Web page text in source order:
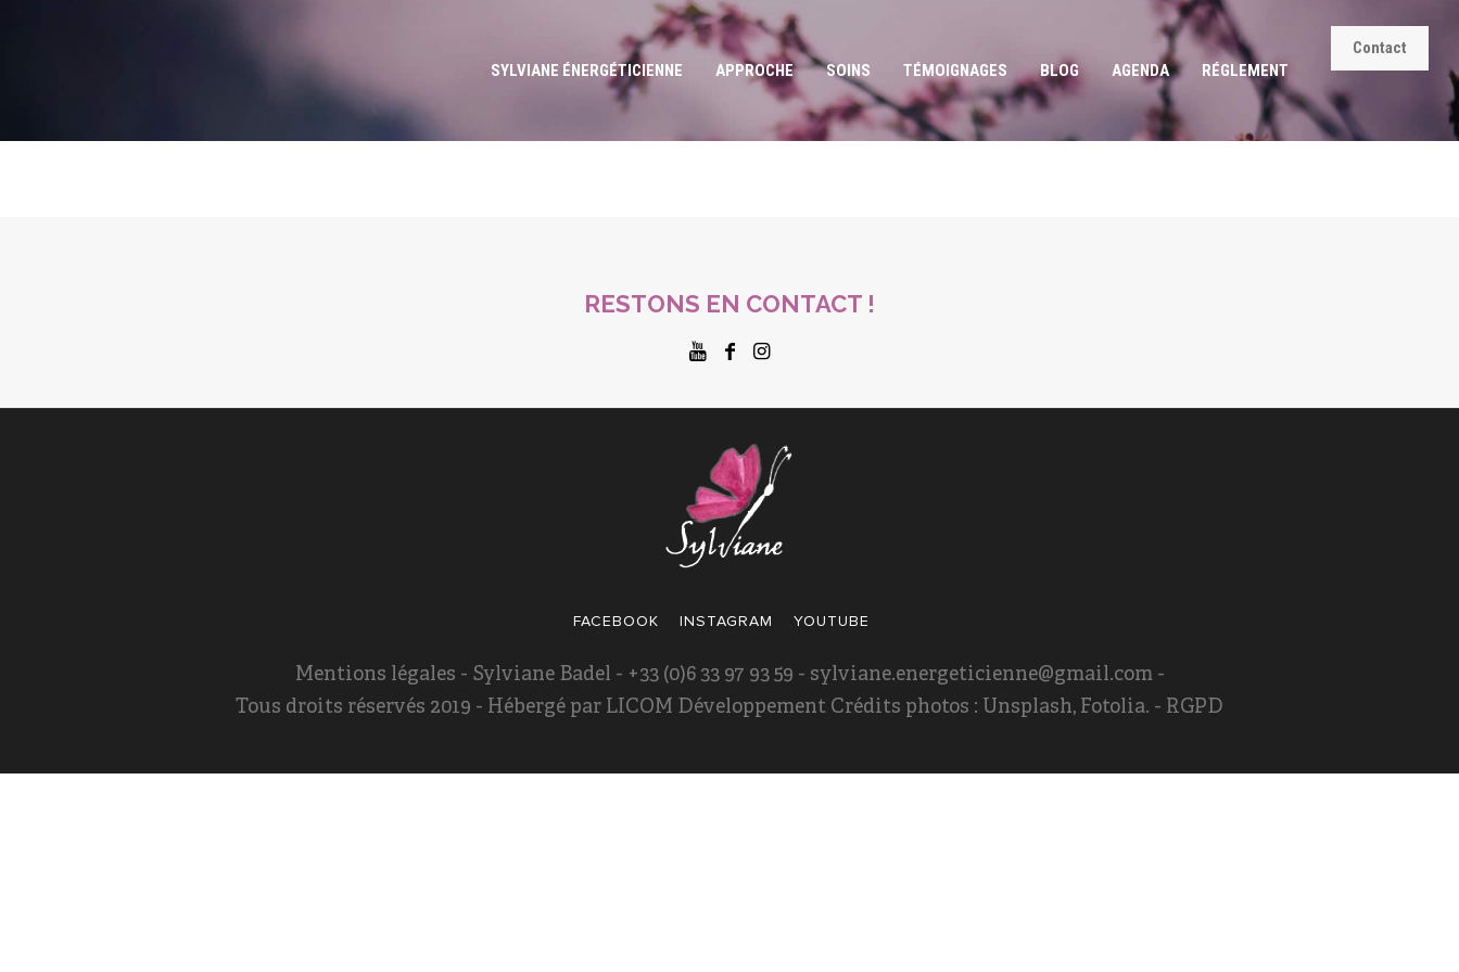
SYLVIANE ÉNERGÉTICIENNE APPROCHE SOINS TÉMOIGNAGES BLOG AGENDA RÉGLEMENT
Contact
RESTONS EN CONTACT !
FACEBOOK INSTAGRAM YOUTUBE
Mentions légales - Sylviane Badel - +33 (0)6 33 97 93 59 - sylviane.energeticienne@gmail.com -
Tous droits réservés 2019 - Hébergé par LICOM Développement Crédits photos : Unsplash, Fotolia. - RGPD